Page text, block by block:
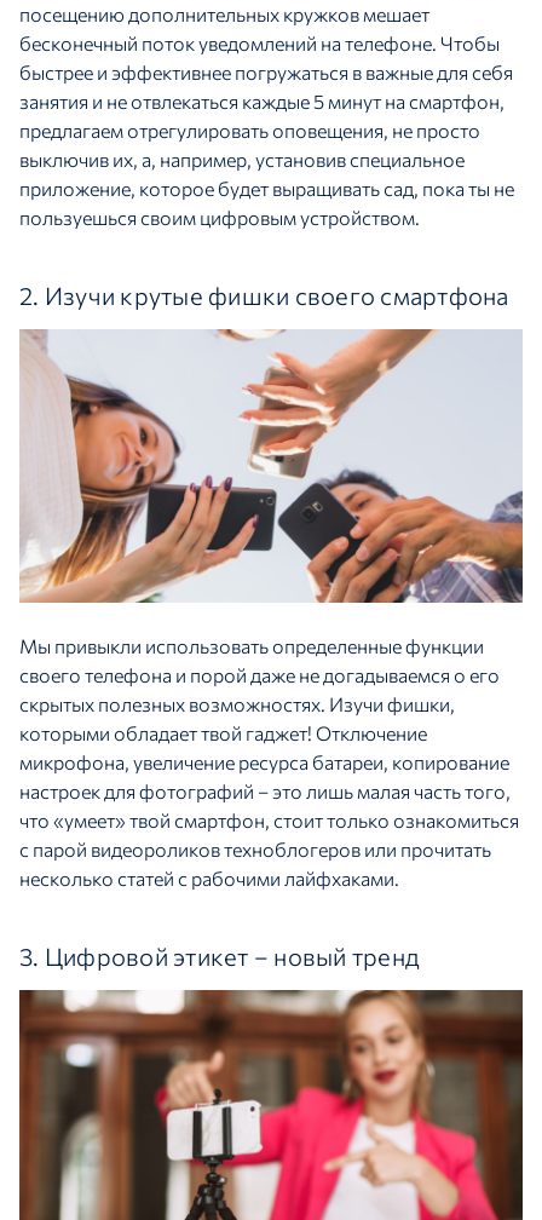
посещению дополнительных кружков мешает
бесконечный поток уведомлений на телефоне. Чтобы
быстрее и эффективнее погружаться в важные для себя
занятия и не отвлекаться каждые 5 минут на смартфон,
предлагаем отрегулировать оповещения, не просто
выключив их, а, например, установив специальное
приложение, которое будет выращивать сад, пока ты не
пользуешься своим цифровым устройством.
2. Изучи крутые фишки своего смартфона
Мы привыкли использовать определенные функции
своего телефона и порой даже не догадываемся о его
скрытых полезных возможностях. Изучи фишки,
которыми обладает твой гаджет! Отключение
микрофона, увеличение ресурса батареи, копирование
настроек для фотографий – это лишь малая часть того,
что «умеет» твой смартфон, стоит только ознакомиться
с парой видеороликов техноблогеров или прочитать
несколько статей с рабочими лайфхаками.
3. Цифровой этикет – новый тренд